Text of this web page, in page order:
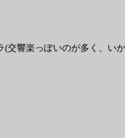
響楽っぽいのが多く、い